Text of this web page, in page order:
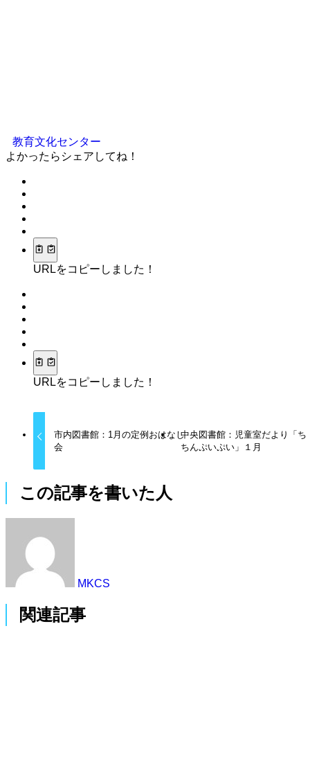
教育文化センター
よかったらシェアしてね！
URLをコピーしました！
URLをコピーしました！
市内図書館：1月の定例おはなし
会
中央図書館：児童室だより「ち
ちんぷいぷい」１月
この記事を書いた人
MKCS
関連記事